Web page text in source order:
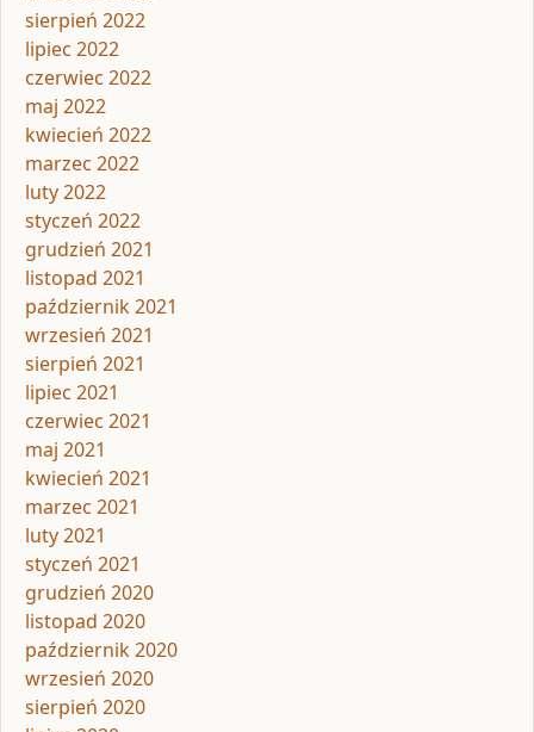
sierpień 2022
lipiec 2022
czerwiec 2022
maj 2022
kwiecień 2022
marzec 2022
luty 2022
styczeń 2022
grudzień 2021
listopad 2021
październik 2021
wrzesień 2021
sierpień 2021
lipiec 2021
czerwiec 2021
maj 2021
kwiecień 2021
marzec 2021
luty 2021
styczeń 2021
grudzień 2020
listopad 2020
październik 2020
wrzesień 2020
sierpień 2020